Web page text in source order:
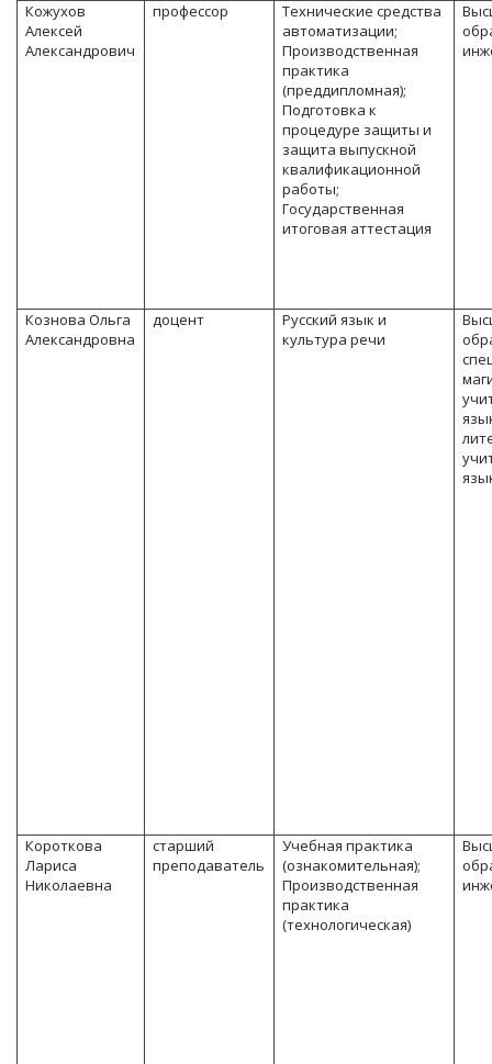
Кожухов
Алексей
Александрович
профессор
Технические средства
автоматизации;
Производственная
практика
(преддипломная);
Подготовка к
процедуре защиты и
защита выпускной
квалификационной
работы;
Государственная
итоговая аттестация
Кознова Ольга
Александровна
доцент
Русский язык и
культура речи
Короткова
Лариса
Николаевна
старший
преподаватель
Учебная практика
(ознакомительная);
Производственная
практика
(технологическая)